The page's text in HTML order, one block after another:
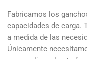
Fabricamos los
capacidades de carga.
a medida de las
Únicamente